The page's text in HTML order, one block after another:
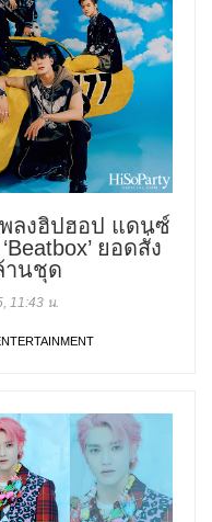
พลงฮิปฮอป แดนซ์
ยอดสั่ง
านชุด
11:43 น.